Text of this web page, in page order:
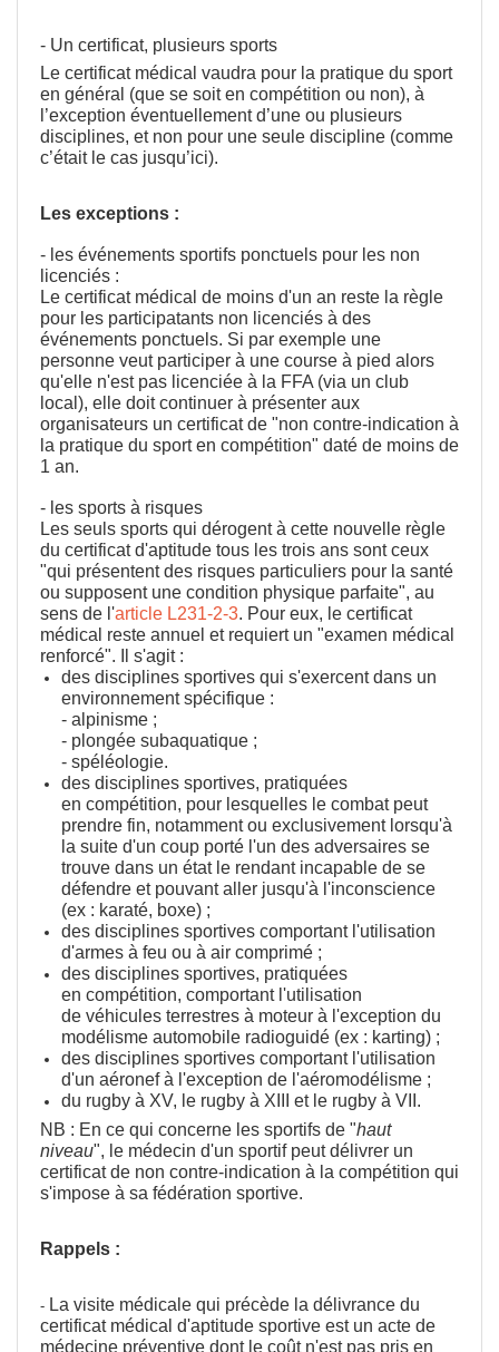
- Un certificat, plusieurs sports
Le certificat médical vaudra pour la pratique du sport
en général (que se soit en compétition ou non), à
l’exception éventuellement d’une ou plusieurs
disciplines, et non pour une seule discipline (comme
c’était le cas jusqu’ici).
Les exceptions :
- les événements sportifs ponctuels pour les non
licenciés :
Le certificat médical de moins d'un an reste la règle
pour les participatants non licenciés à des
événements ponctuels. Si par exemple une
personne veut participer à une course à pied alors
qu'elle n'est pas licenciée à la FFA (via un club
local), elle doit continuer à présenter aux
organisateurs un certificat de "non contre-indication à
la pratique du sport en compétition" daté de moins de
1 an.
- les sports à risques
Les seuls sports qui dérogent à cette nouvelle règle
du certificat d'aptitude tous les trois ans sont ceux
"qui présentent des risques particuliers pour la santé
ou supposent une condition physique parfaite", au
sens de l'article L231-2-3. Pour eux, le certificat
médical reste annuel et requiert un "examen médical
renforcé". Il s'agit :
des disciplines sportives qui s'exercent dans un
environnement spécifique :
- alpinisme ;
- plongée subaquatique ;
- spéléologie.
des disciplines sportives, pratiquées
en compétition, pour lesquelles le combat peut
prendre fin, notamment ou exclusivement lorsqu'à
la suite d'un coup porté l'un des adversaires se
trouve dans un état le rendant incapable de se
défendre et pouvant aller jusqu'à l'inconscience
(ex : karaté, boxe) ;
des disciplines sportives comportant l'utilisation
d'armes à feu ou à air comprimé ;
des disciplines sportives, pratiquées
en compétition, comportant l'utilisation
de véhicules terrestres à moteur à l'exception du
modélisme automobile radioguidé (ex : karting) ;
des disciplines sportives comportant l'utilisation
d'un aéronef à l'exception de l'aéromodélisme ;
du rugby à XV, le rugby à XIII et le rugby à VII.
NB : En ce qui concerne les sportifs de "haut
niveau", le médecin d'un sportif peut délivrer un
certificat de non contre-indication à la compétition qui
s'impose à sa fédération sportive.
Rappels :
- La visite médicale qui précède la délivrance du
certificat médical d'aptitude sportive est un acte de
médecine préventive dont le coût n'est pas pris en